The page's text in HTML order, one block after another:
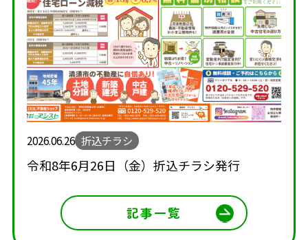
2026.06.26 折込チラシ
令和8年6月26日（金）折込チラシ発行
記事一覧